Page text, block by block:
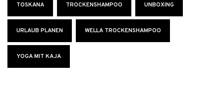
TOSKANA TROCKENSHAMPOO UNBOXING
URLAUB PLANEN WELLA TROCKENSHAMPOO
YOGA MIT KAJA